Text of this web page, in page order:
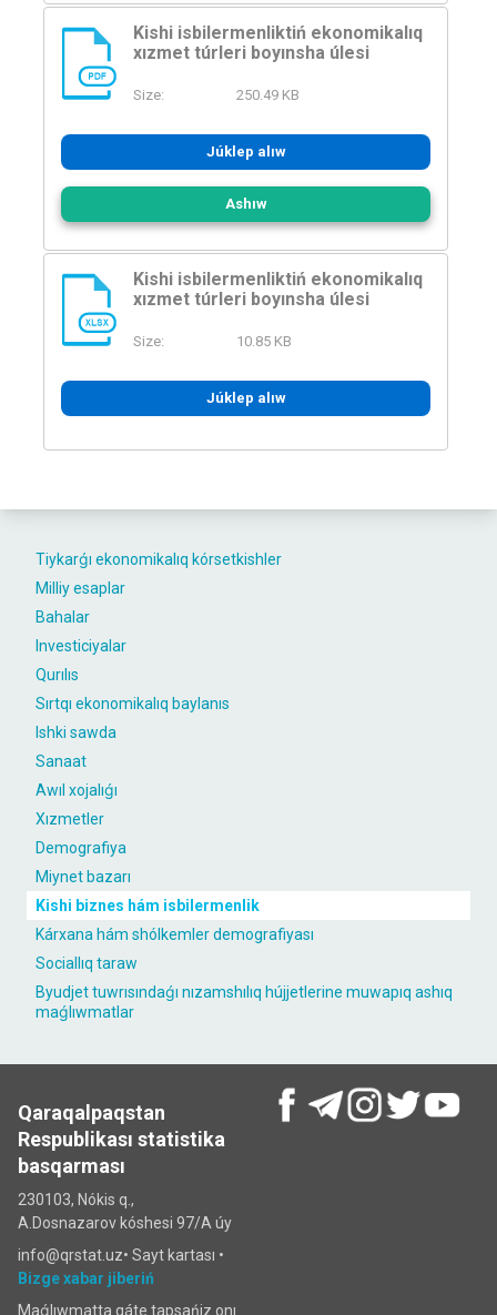
Tiykarǵı ekonomikalıq kórsetkishler
Milliy esaplar
Bahalar
Investiciyalar
Qurılıs
Sırtqı ekonomikalıq baylanıs
Ishki sawda
Sanaat
Awıl xojalıǵı
Xızmetler
Demografiya
Miynet bazarı
Kishi biznes hám isbilermenlik
Kárxana hám shólkemler demografiyası
Sociallıq taraw
Byudjet tuwrısındaǵı nızamshılıq hújjetlerine muwapıq ashıq
maǵlıwmatlar
PDF
Kishi isbilermenliktiń ekonomikalıq
xızmet túrleri boyınsha úlesi
Size: 250.49 KB
Júklep alıw
Ashıw
XLSX
Kishi isbilermenliktiń ekonomikalıq
xızmet túrleri boyınsha úlesi
Size: 10.85 KB
Júklep alıw
Qaraqalpaqstan
Respublikası statistika
basqarması
230103, Nókis q.,
A.Dosnazarov kóshesi 97/A úy
info@qrstat.uz• Sayt kartası •
Bizge xabar jiberiń
Maǵlıwmatta qáte tapsańiz onı